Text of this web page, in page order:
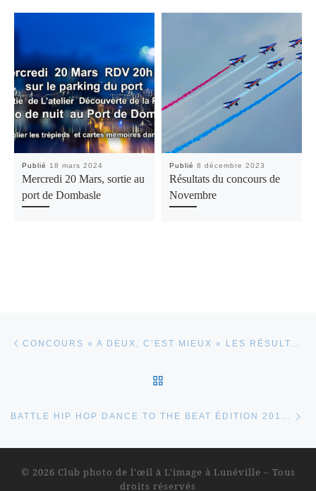
Publié 18 mars 2024
Mercredi 20 Mars, sortie au
port de Dombasle
Publié8 décembre 2023
Résultats du concours de
Novembre
BATTLE HIP HOP DANCE TO THE BEAT ÉDITION 2014 – LES PHOTOS
© 2026 Club photo de l'œil à L'image à Lunéville – Tous
droits réservés